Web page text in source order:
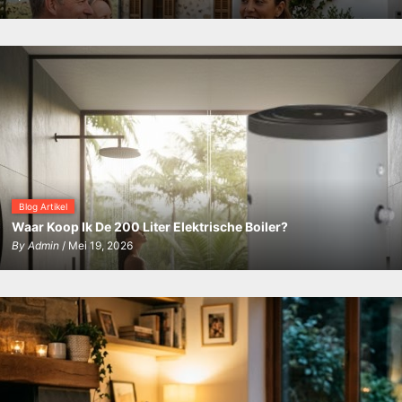
Blog Artikel
Waar Koop Ik De 200 Liter Elektrische Boiler?
By Admin/ Mei 19, 2026